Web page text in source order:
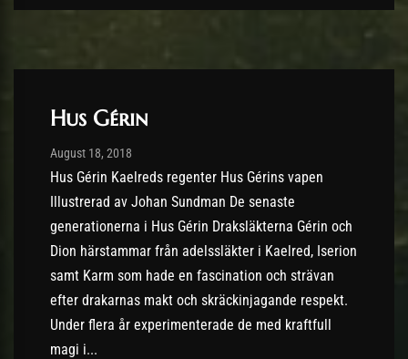
Hus Gérin
Post has published by
August 18, 2018
Hus Gérin Kaelreds regenter Hus Gérins vapen
Illustrerad av Johan Sundman De senaste
generationerna i Hus Gérin Draksläkterna Gérin och
Dion härstammar från adelssläkter i Kaelred, Iserion
samt Karm som hade en fascination och strävan
efter drakarnas makt och skräckinjagande respekt.
Under flera år experimenterade de med kraftfull
magi i...